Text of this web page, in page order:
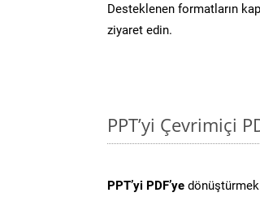
Desteklenen formatların
ziyaret edin.
PPT’yi Çevrimiçi
PPT’yi PDF’ye